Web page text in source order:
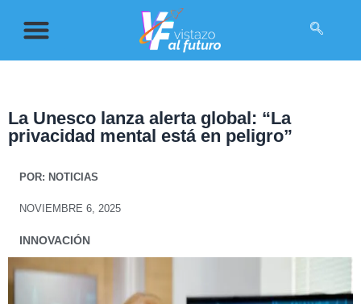
La Unesco lanza alerta global: “La
privacidad mental está en peligro”
POR: NOTICIAS
NOVIEMBRE 6, 2025
INNOVACIÓN